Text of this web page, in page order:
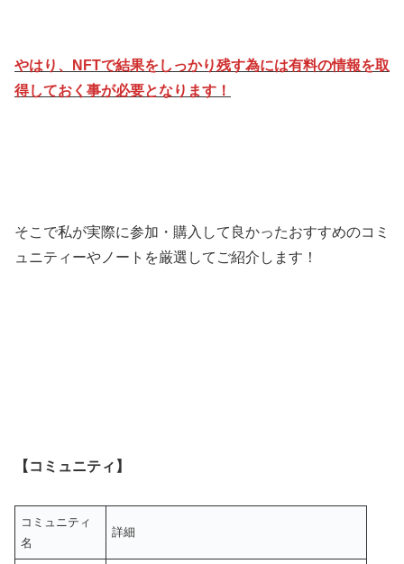
やはり、NFTで結果をしっかり残す為には有料の情報を取
得しておく事が必要となります！
そこで私が実際に参加・購入して良かったおすすめのコミ
ュニティーやノートを厳選してご紹介します！
【コミュニティ】
コミュニティ
名
詳細